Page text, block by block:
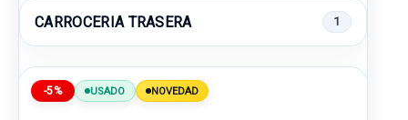
CARROCERIA TRASERA 1
-5% USADO NOVEDAD